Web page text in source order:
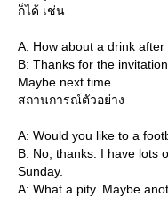
ก็ได้ เช่น
A: How about a drink after
B: Thanks for the
Maybe next time.
สถานการณ์ตัวอย่าง
A: Would you like to a
B: No, thanks. I have lots
Sunday.
A: What a pity. Maybe